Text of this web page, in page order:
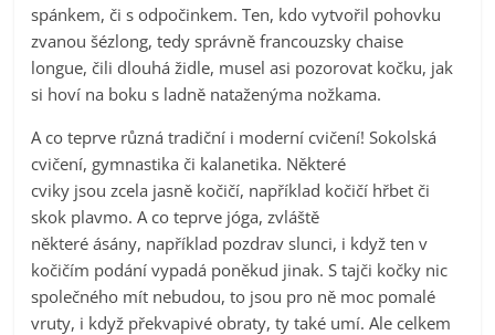
spánkem, či s odpočinkem. Ten, kdo vytvořil pohovku
zvanou šézlong, tedy správně francouzsky chaise
longue, čili dlouhá židle, musel asi pozorovat kočku, jak
si hoví na boku s ladně nataženýma nožkama.
A co teprve různá tradiční i moderní cvičení! Sokolská
cvičení, gymnastika či kalanetika. Některé
cviky jsou zcela jasně kočičí, například kočičí hřbet či
skok plavmo. A co teprve jóga, zvláště
některé ásány, například pozdrav slunci, i když ten v
kočičím podání vypadá poněkud jinak. S tajči kočky nic
společného mít nebudou, to jsou pro ně moc pomalé
vruty, i když překvapivé obraty, ty také umí. Ale celkem